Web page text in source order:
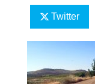
Twitter